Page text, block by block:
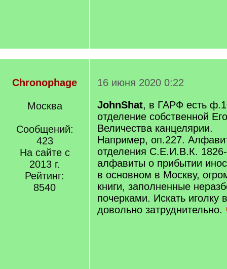
Chronophage
Москва
Сообщений:
423
На сайте с
2013 г.
Рейтинг:
8540
16 июня 2020 0:22
JohnShat, в ГАРФ есть
отделение собственной
Величества канцелярии.
Например, оп.227.
отделения С.Е.И.В.К. 1826-
алфавиты о прибытии
в основном в Москву,
книги, заполненные
почерками. Искать иголку
довольно затруднительно.